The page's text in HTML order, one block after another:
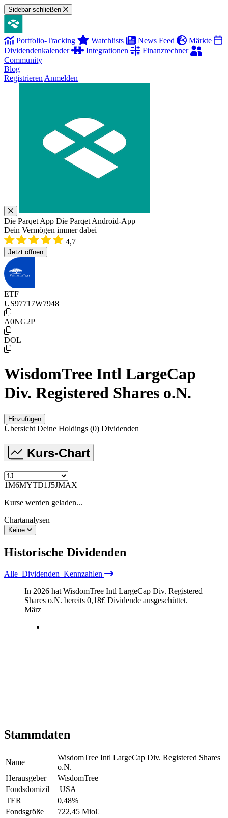
Sidebar schließen
Portfolio-Tracking Watchlists News Feed
Märkte
Dividendenkalender
Integrationen
Finanzrechner
Community
Blog
Registrieren Anmelden
Die Parqet App Die Parqet Android-App
Dein Vermögen immer dabei
4,7
Jetzt öffnen
ETF
US97717W7948
A0NG2P
DOL
WisdomTree Intl LargeCap
Div. Registered Shares o.N.
Hinzufügen
Übersicht Deine Holdings (0) Dividenden
Kurs-Chart
1M6MYTD1J5JMAX
Kurse werden geladen...
Chartanalysen
Keine
Historische Dividenden
Alle Dividenden Kennzahlen
In 2026 hat WisdomTree Intl LargeCap Div. Registered
Shares o.N. bereits 0,18€ Dividende ausgeschüttet.
März
Stammdaten
Name
WisdomTree Intl LargeCap Div. Registered Shares
o.N.
Herausgeber
WisdomTree
Fondsdomizil
USA
TER
0,48%
Fondsgröße
722,45 Mio€